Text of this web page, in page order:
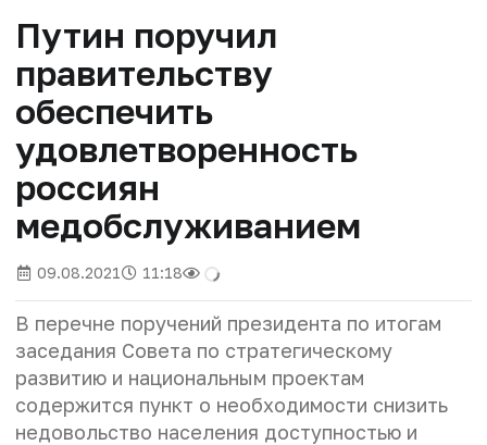
Путин поручил
правительству
обеспечить
удовлетворенность
россиян
медобслуживанием
09.08.2021 11:18
В перечне поручений президента по итогам
заседания Совета по стратегическому
развитию и национальным проектам
содержится пункт о необходимости снизить
недовольство населения доступностью и